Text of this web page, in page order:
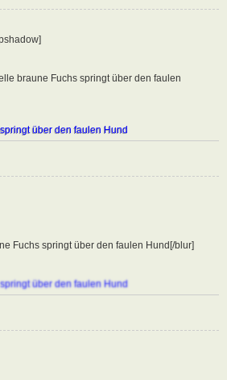
braune Fuchs springt über den faulen
über den faulen Hund
Fuchs springt über den faulen Hund[/blur]
über den faulen Hund